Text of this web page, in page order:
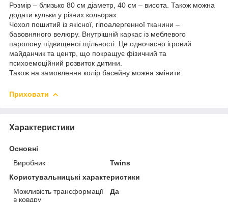
Розмір – близько 80 см діаметр, 40 см – висота. Також можна
додати кульки у різних кольорах.
Чохол пошитий із якісної, гіпоалергенної тканини –
бавовняного велюру. Внутрішній каркас із меблевого
паролону підвищеної щільності. Це одночасно ігровий
майданчик та центр, що покращує фізичний та
психоемоційний розвиток дитини.
Також на замовлення колір басейну можна змінити.
Приховати
Характеристики
Основні
Виробник
Twins
Користувальницькі характеристики
Можливість трансформації
в ковдру
Да